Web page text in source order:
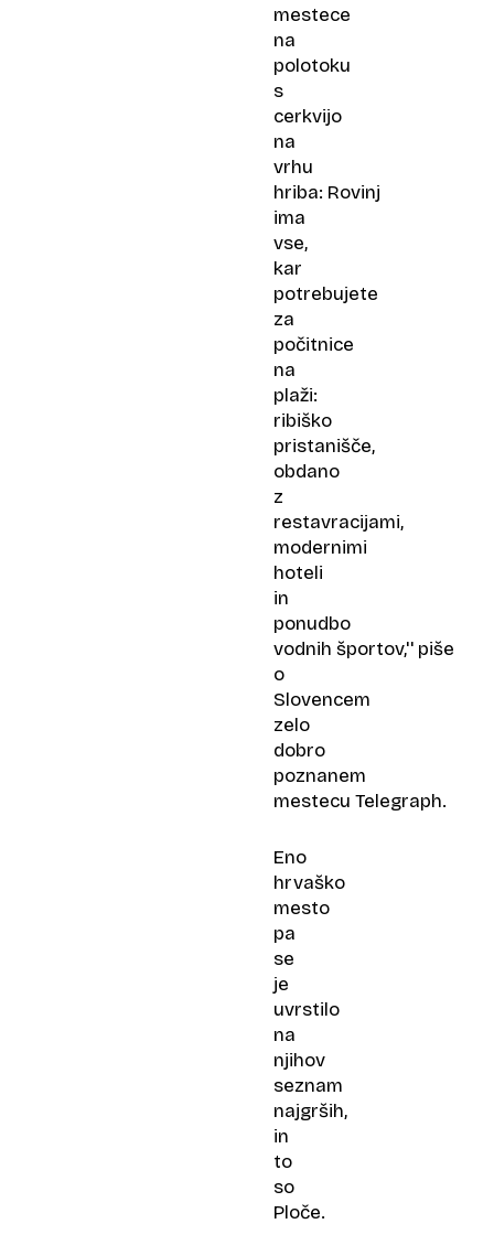
mestece
na
polotoku
s
cerkvijo
na
vrhu
hriba: Rovinj
ima
vse,
kar
potrebujete
za
počitnice
na
plaži:
ribiško
pristanišče,
obdano
z
restavracijami,
modernimi
hoteli
in
ponudbo
vodnih športov,'' piše
o
Slovencem
zelo
dobro
poznanem
mestecu Telegraph.
Eno
hrvaško
mesto
pa
se
je
uvrstilo
na
njihov
seznam
najgrših,
in
to
so
Ploče.